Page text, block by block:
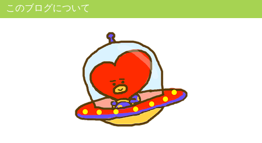
ョ
このブログについて